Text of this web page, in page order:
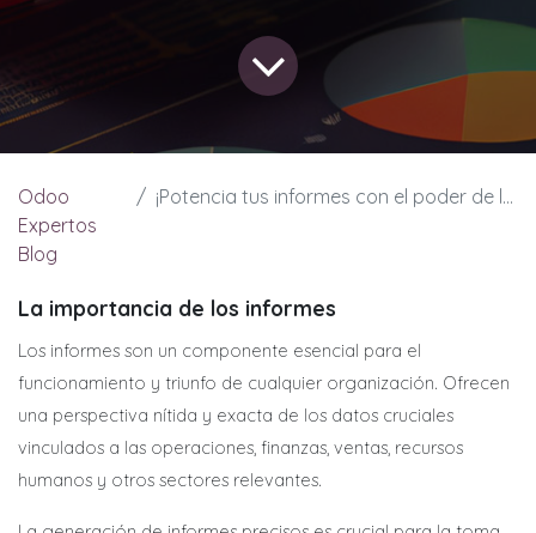
Odoo
Expertos
Blog
¡Potencia tus informes con el poder de las Hojas de Cálculo de Odoo!
La importancia de los informes
Los informes son un componente esencial para el
funcionamiento y triunfo de cualquier organización. Ofrecen
una perspectiva nítida y exacta de los datos cruciales
vinculados a las operaciones, finanzas, ventas, recursos
humanos y otros sectores relevantes.